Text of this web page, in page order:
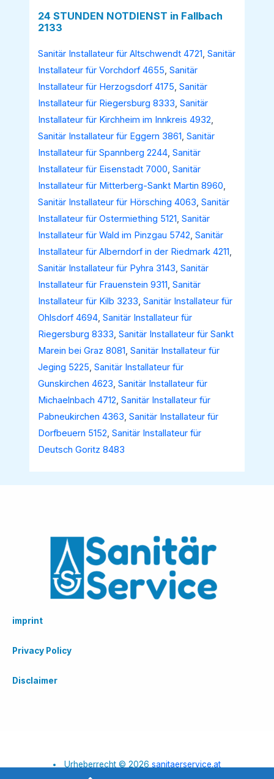
24 STUNDEN NOTDIENST in Fallbach
2133
Sanitär Installateur für Altschwendt 4721,Sanitär
Installateur für Vorchdorf 4655,Sanitär
Installateur für Herzogsdorf 4175,Sanitär
Installateur für Riegersburg 8333,Sanitär
Installateur für Kirchheim im Innkreis 4932,
Sanitär Installateur für Eggern 3861,Sanitär
Installateur für Spannberg 2244,Sanitär
Installateur für Eisenstadt 7000,Sanitär
Installateur für Mitterberg-Sankt Martin 8960,
Sanitär Installateur für Hörsching 4063,Sanitär
Installateur für Ostermiething 5121,Sanitär
Installateur für Wald im Pinzgau 5742,Sanitär
Installateur für Alberndorf in der Riedmark 4211,
Sanitär Installateur für Pyhra 3143,Sanitär
Installateur für Frauenstein 9311,Sanitär
Installateur für Kilb 3233,Sanitär Installateur für
Ohlsdorf 4694,Sanitär Installateur für
Riegersburg 8333,Sanitär Installateur für Sankt
Marein bei Graz 8081,Sanitär Installateur für
Jeging 5225,Sanitär Installateur für
Gunskirchen 4623,Sanitär Installateur für
Michaelnbach 4712,Sanitär Installateur für
Pabneukirchen 4363,Sanitär Installateur für
Dorfbeuern 5152,Sanitär Installateur für
Deutsch Goritz 8483
imprint
Privacy Policy
Disclaimer
Urheberrecht © 2026sanitaerservice.at